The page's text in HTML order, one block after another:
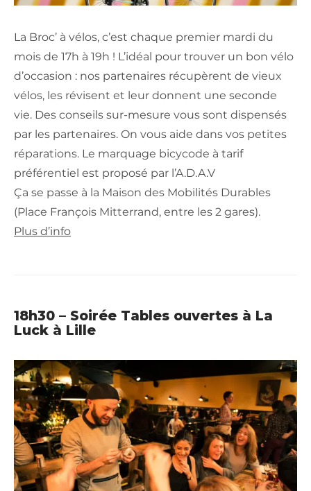
La Broc’ à vélos, c’est chaque premier mardi du
mois de 17h à 19h ! L’idéal pour trouver un bon vélo
d’occasion : nos partenaires récupèrent de vieux
vélos, les révisent et leur donnent une seconde
vie. Des conseils sur-mesure vous sont dispensés
par les partenaires. On vous aide dans vos petites
réparations. Le marquage bicycode à tarif
préférentiel est proposé par l’A.D.A.V
Ça se passe à la Maison des Mobilités Durables
(Place François Mitterrand, entre les 2 gares).
Plus d’info
18h30 – Soirée Tables ouvertes à La
Luck à Lille